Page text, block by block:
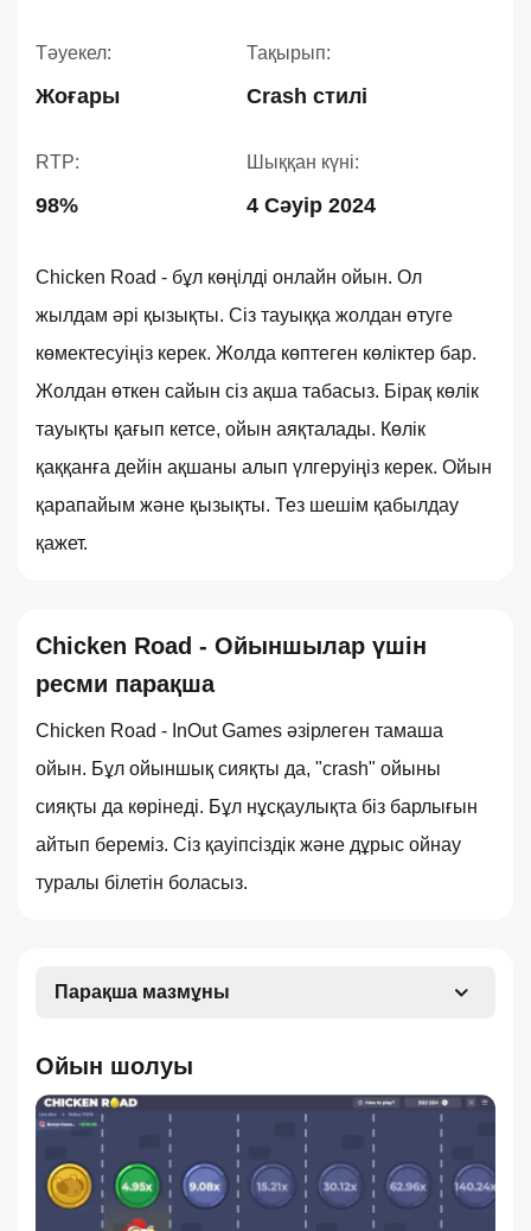
Тәуекел:
Жоғары
RTP:
98%
Тақырып:
Crash стилі
Шыққан күні:
4 Сәуір 2024
Chicken Road - бұл көңілді онлайн ойын. Ол
жылдам әрі қызықты. Сіз тауыққа жолдан өтуге
көмектесуіңіз керек. Жолда көптеген көліктер бар.
Жолдан өткен сайын сіз ақша табасыз. Бірақ көлік
тауықты қағып кетсе, ойын аяқталады. Көлік
қаққанға дейін ақшаны алып үлгеруіңіз керек. Ойын
қарапайым және қызықты. Тез шешім қабылдау
қажет.
Chicken Road - Ойыншылар үшін
ресми парақша
Chicken Road - InOut Games әзірлеген тамаша
ойын. Бұл ойыншық сияқты да, "crash" ойыны
сияқты да көрінеді. Бұл нұсқаулықта біз барлығын
айтып береміз. Сіз қауіпсіздік және дұрыс ойнау
туралы білетін боласыз.
Парақша мазмұны
Ойын шолуы